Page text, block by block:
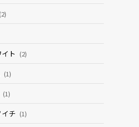
(2)
ト (2)
(1)
(1)
チ (1)